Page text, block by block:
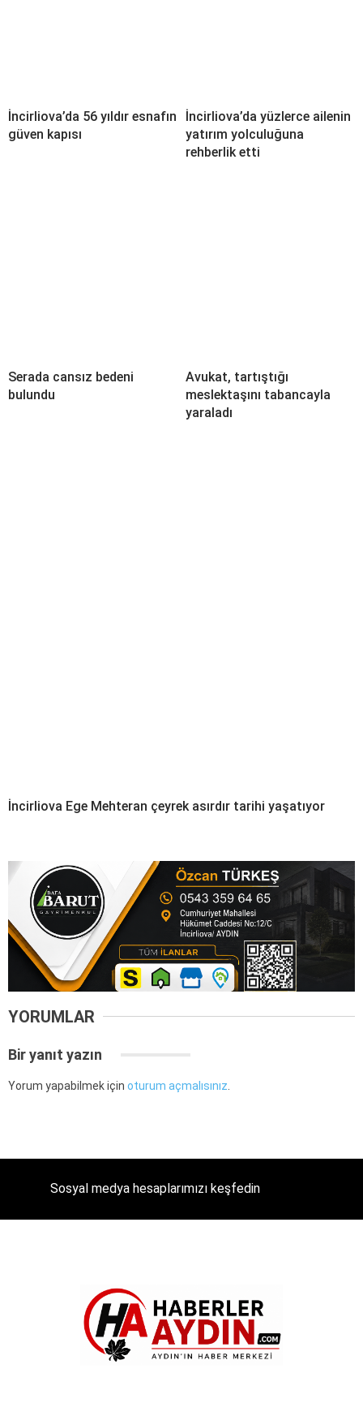
İncirliova’da 56 yıldır esnafın
güven kapısı
İncirliova’da yüzlerce ailenin
yatırım yolculuğuna
rehberlik etti
Serada cansız bedeni
bulundu
Avukat, tartıştığı
meslektaşını tabancayla
yaraladı
İncirliova Ege Mehteran çeyrek asırdır tarihi yaşatıyor
YORUMLAR
Bir yanıt yazın
Yorum yapabilmek için oturum açmalısınız
Sosyal medya hesaplarımızı keşfedin